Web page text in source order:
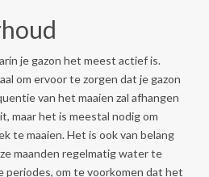
je gazon het meest actief is.
om ervoor te zorgen dat je gazon
van het maaien zal afhangen
maar het is meestal nodig om
te maaien. Het is ook van belang
maanden regelmatig water te
periodes, om te voorkomen dat het